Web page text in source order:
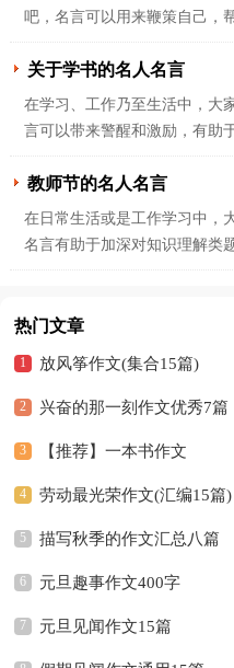
吧，名言可以用来鞭策自己，
关于学书的名人名言
在学习、工作乃至生活中，大
言可以带来警醒和激励，有助
教师节的名人名言
在日常生活或是工作学习中，
名言有助于加深对知识理解类
热门文章
放风筝作文(集合15篇)
兴奋的那一刻作文优秀7篇
【推荐】一本书作文
劳动最光荣作文(汇编15篇)
描写秋季的作文汇总八篇
元旦趣事作文400字
元旦见闻作文15篇